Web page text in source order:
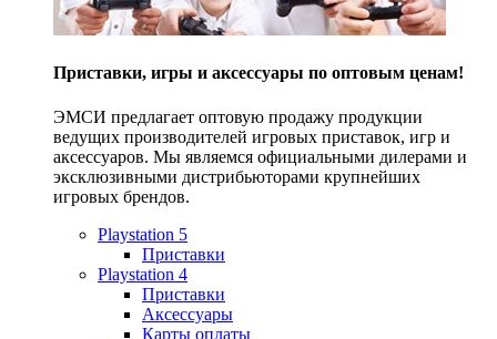
Приставки, игры и аксессуары по оптовым ценам!
ЭМСИ предлагает оптовую продажу продукции
ведущих производителей игровых приставок, игр и
аксессуаров. Мы являемся официальными дилерами и
эксклюзивными дистрибьюторами крупнейших
игровых брендов.
Playstation 5
Приставки
Playstation 4
Приставки
Аксессуары
Карты оплаты